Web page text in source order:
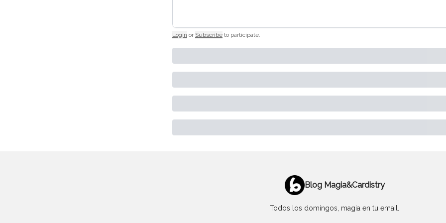
Login or Subscribe to participate.
Blog Magia&Cardistry
Todos los domingos, magia en tu email.